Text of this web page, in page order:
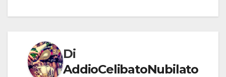
Di
AddioCelibatoNubilato